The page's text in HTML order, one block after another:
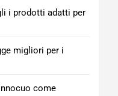
i prodotti adatti per
migliori per i
come